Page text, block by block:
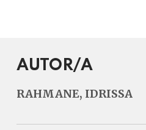
AUTOR/A
RAHMANE, IDRISSA